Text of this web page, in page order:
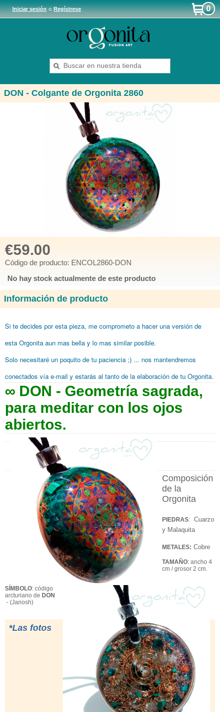
Iniciar sesiónoRegístrese 0
DON - Colgante de Orgonita 2860
€59.00
Código de producto: ENCOL2860-DON
No hay stock actualmente de este producto
Información de producto
Si te decides por esta pieza, me comprometo a hacer una versión de
esta Orgonita aun mas bella y lo mas similar posible.
Solo necesitaré un poquito de tu paciencia ;) ... nos mantendremos
conectados vía e-mail y estarás al tanto de la elaboración de tu Orgonita.
∞ DON - Geometría sagrada,
para meditar con los ojos
abiertos.
Composición
de la
Orgonita
PIEDRAS: Cuarzo
y Malaquita
METALES: Cobre
TAMAÑO: ancho 4
cm / grosor 2 cm.
SÍMBOLO: código
arcturiano de DON
- (Janosh)
*Las fotos